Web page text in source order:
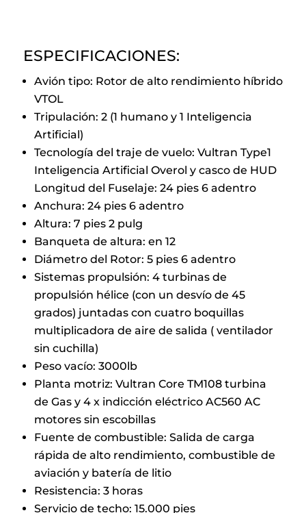
ESPECIFICACIONES:
Avión tipo: Rotor de alto rendimiento híbrido
VTOL
Tripulación: 2 (1 humano y 1 Inteligencia
Artificial)
Tecnología del traje de vuelo: Vultran Type1
Inteligencia Artificial Overol y casco de HUD
Longitud del Fuselaje: 24 pies 6 adentro
Anchura: 24 pies 6 adentro
Altura: 7 pies 2 pulg
Banqueta de altura: en 12
Diámetro del Rotor: 5 pies 6 adentro
Sistemas propulsión: 4 turbinas de
propulsión hélice (con un desvío de 45
grados) juntadas con cuatro boquillas
multiplicadora de aire de salida ( ventilador
sin cuchilla)
Peso vacío: 3000lb
Planta motriz: Vultran Core TM108 turbina
de Gas y 4 x indicción eléctrico AC560 AC
motores sin escobillas
Fuente de combustible: Salida de carga
rápida de alto rendimiento, combustible de
aviación y batería de litio
Resistencia: 3 horas
Servicio de techo: 15.000 pies